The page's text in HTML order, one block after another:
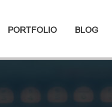
PORTFOLIO BLOG